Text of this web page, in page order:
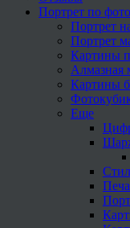
Портрет по фото
Портрет
Портрет
Картины
Алмазная
Картины
Еще